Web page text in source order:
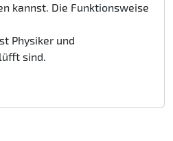
kannst. Die Funktionsweise
Physiker und
sind.